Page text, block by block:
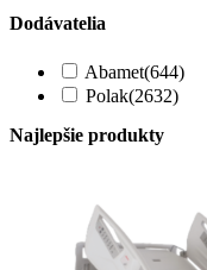
Dodávatelia
Abamet(644)
Polak(2632)
Najlepšie produkty